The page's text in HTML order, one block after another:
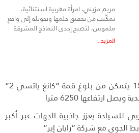
مريم مزيني، امرأة مغربية استثنائية،
تمكّنت من تحقيق حلمها وتحويله إلى واقع
ملموس، لتصبح إحدى النماذج المشرقة
المزيد...
متسلق مغربي عمره 15 يتمكن من بلوغ قمة “كانغ ياتسي 2”
ارتفاعها 6250 مترا
للسياحة يعزز جاذبية الجهات عبر أكبر
الجوي مع شركة “رايان إير”